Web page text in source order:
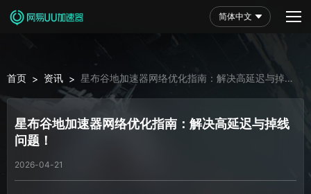
简体中文
首页 > 资讯 > 星布谷地加速器网络优化指南：解决高延迟与掉线
问题！
星布谷地加速器网络优化指南：解决高延迟与掉线
问题！
2026-04-21